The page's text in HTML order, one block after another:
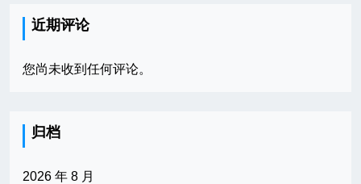
近期评论
您尚未收到任何评论。
归档
2026 年 8 月